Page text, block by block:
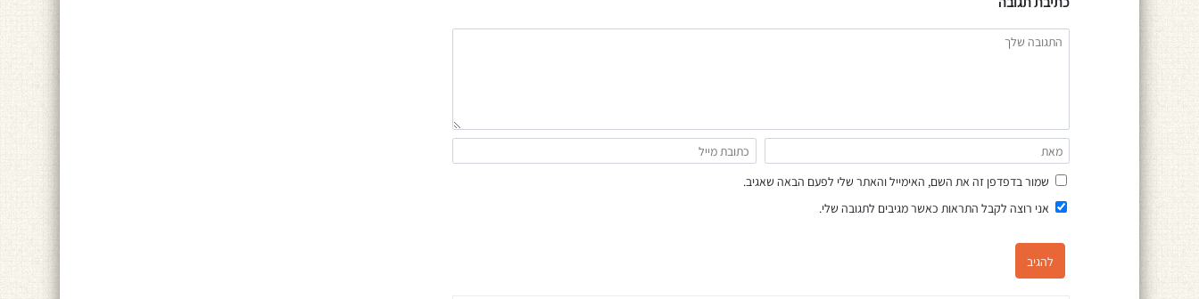
שמור בדפדפן זה את השם, האימייל והאתר שלי לפעם הבאה שאגיב.
אני רוצה לקבל התראות כאשר מגיבים לתגובה שלי.